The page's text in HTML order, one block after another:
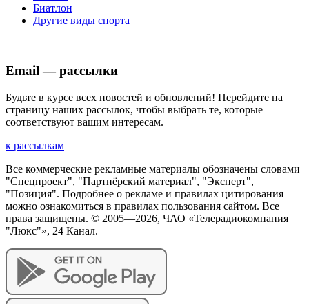
Биатлон
Другие виды спорта
Email — рассылки
Будьте в курсе всех новостей и обновлений! Перейдите на
страницу наших рассылок, чтобы выбрать те, которые
соответствуют вашим интересам.
к рассылкам
Все коммерческие рекламные материалы обозначены словами
"Спецпроект", "Партнёрский материал", "Эксперт",
"Позиция". Подробнее о рекламе и правилах цитирования
можно ознакомиться в правилах пользования сайтом. Все
права защищены. © 2005—2026, ЧАО «Телерадиокомпания
"Люкс"», 24 Канал.